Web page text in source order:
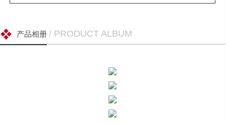
产品相册 / PRODUCT ALBUM